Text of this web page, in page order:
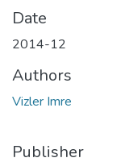
Date
2014-12
Authors
Vizler Imre
Publisher